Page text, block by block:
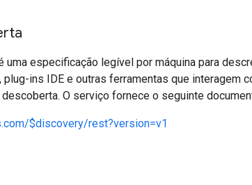
uma especificação legível por máquina para
plug-ins IDE e outras ferramentas que interagem
O serviço fornece o seguinte
$discovery/rest?version=v1